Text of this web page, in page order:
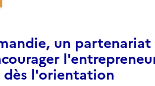
un partenariat
l'orientation